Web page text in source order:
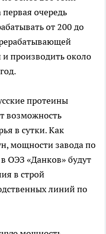
первая очередь
от 200 до
производить около
протеины
возможность
в сутки. Как
мощности завода по
ОЭЗ «Данков» будут
в строй
линий по